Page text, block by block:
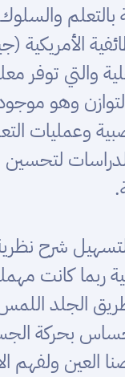
والتي
وهو
وعمليات
إيرس اخصائية علاج
اللمس
العين